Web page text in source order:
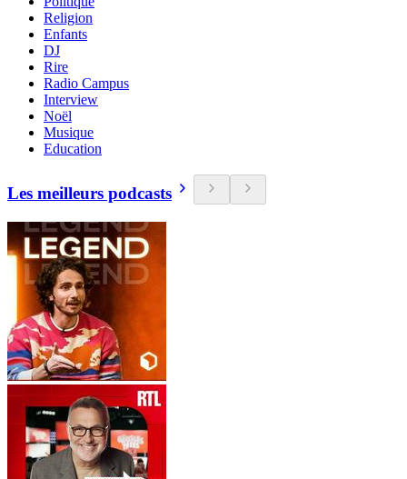
Religion
Enfants
DJ
Rire
Radio Campus
Interview
Noël
Musique
Education
Les meilleurs podcasts